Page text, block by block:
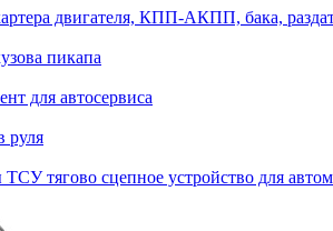
двигателя, КПП-АКПП, бака,
пикапа
для автосервиса
руля
тягово сцепное устройство для